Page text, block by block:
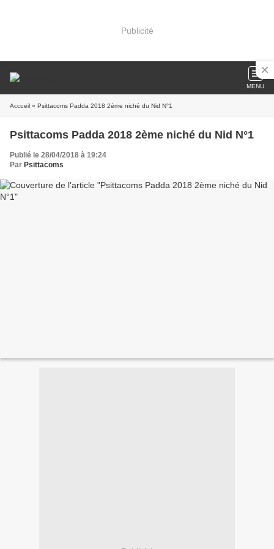
Publicité
MENU
Accueil » Psittacoms Padda 2018 2ème niché du Nid N°1
Psittacoms Padda 2018 2ème niché du Nid N°1
Publié le 28/04/2018 à 19:24
Par Psittacoms